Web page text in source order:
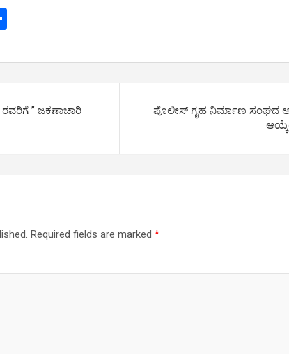
ar
” ಜಕಣಾಚಾರಿ
ಪೊಲೀಸ್ ಗೃಹ ನಿರ್ಮಾಣ ಸಂಘದ
Required fields are marked *